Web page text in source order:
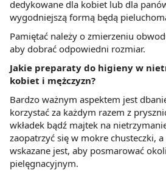
dedykowane dla kobiet lub dla
wygodniejszą formą będą
Pamiętać należy o zmierzeniu
aby dobrać odpowiedni rozmiar.
Jakie preparaty do higieny w
kobiet i mężczyzn?
Bardzo ważnym aspektem jest
korzystać za każdym razem z
wkładek bądź majtek na
zaopatrzyć się w mokre chusteczki,
wskazane jest, aby posmarować
pielęgnacyjnym.